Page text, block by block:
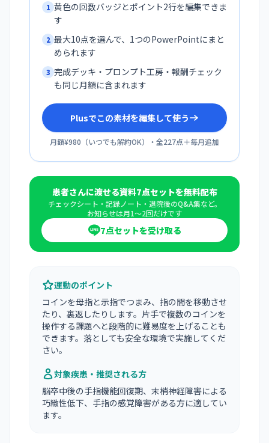
1 黄色の回数バッジとポイント2行を編集できま
す
2 最大10点を選んで、1つのPowerPointにまと
められます
3 完成デッキ・プロンプト工房・報酬チェック
も同じ月額に含まれます
Plusでこの素材を編集して使う
月額¥980 （いつでも解約OK）・全227点＋毎月追加
患者さんに渡せる資料7点セットを無料配布
チェックシート・記録ノート・退院後のQ&A集など。
お知らせは月1〜2回だけです
7点セットを受け取る
運動のポイント
コインを母指と示指でつまみ、指の間を移動させ
たり、裏返したりします。片手で複数のコインを
操作する課題へと段階的に難易度を上げることも
できます。落としても安全な環境で実施してくだ
さい。
対象疾患・推奨される方
脳卒中後の手指機能回復期、末梢神経障害による
巧緻性低下、手指の感覚障害がある方に適してい
ます。